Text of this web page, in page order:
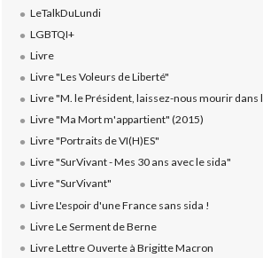
LeTalkDuLundi
LGBTQI+
Livre
Livre "Les Voleurs de Liberté"
Livre "M. le Président, laissez-nous mourir dans l
Livre "Ma Mort m'appartient" (2015)
Livre "Portraits de VI(H)ES"
Livre "SurVivant - Mes 30 ans avec le sida"
Livre "SurVivant"
Livre L'espoir d'une France sans sida !
Livre Le Serment de Berne
Livre Lettre Ouverte à Brigitte Macron